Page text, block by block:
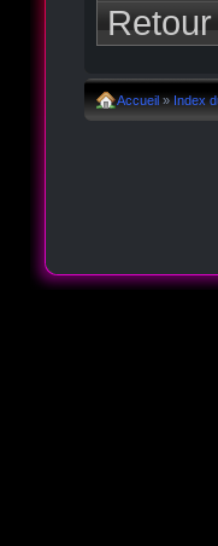
Accueil » Index